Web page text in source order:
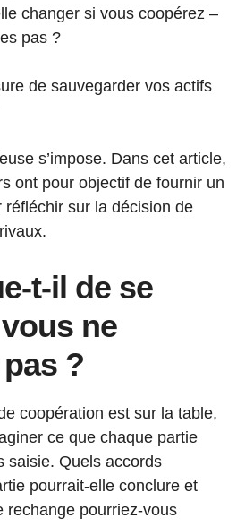
changer si vous coopérez –
pas ?
de sauvegarder vos actifs
s’impose. Dans cet article,
ont pour objectif de fournir un
sur la décision de
t-il de se
ne
?
coopération est sur la table,
ce que chaque partie
saisie. Quels accords
pourrait-elle conclure et
rechange pourriez-vous